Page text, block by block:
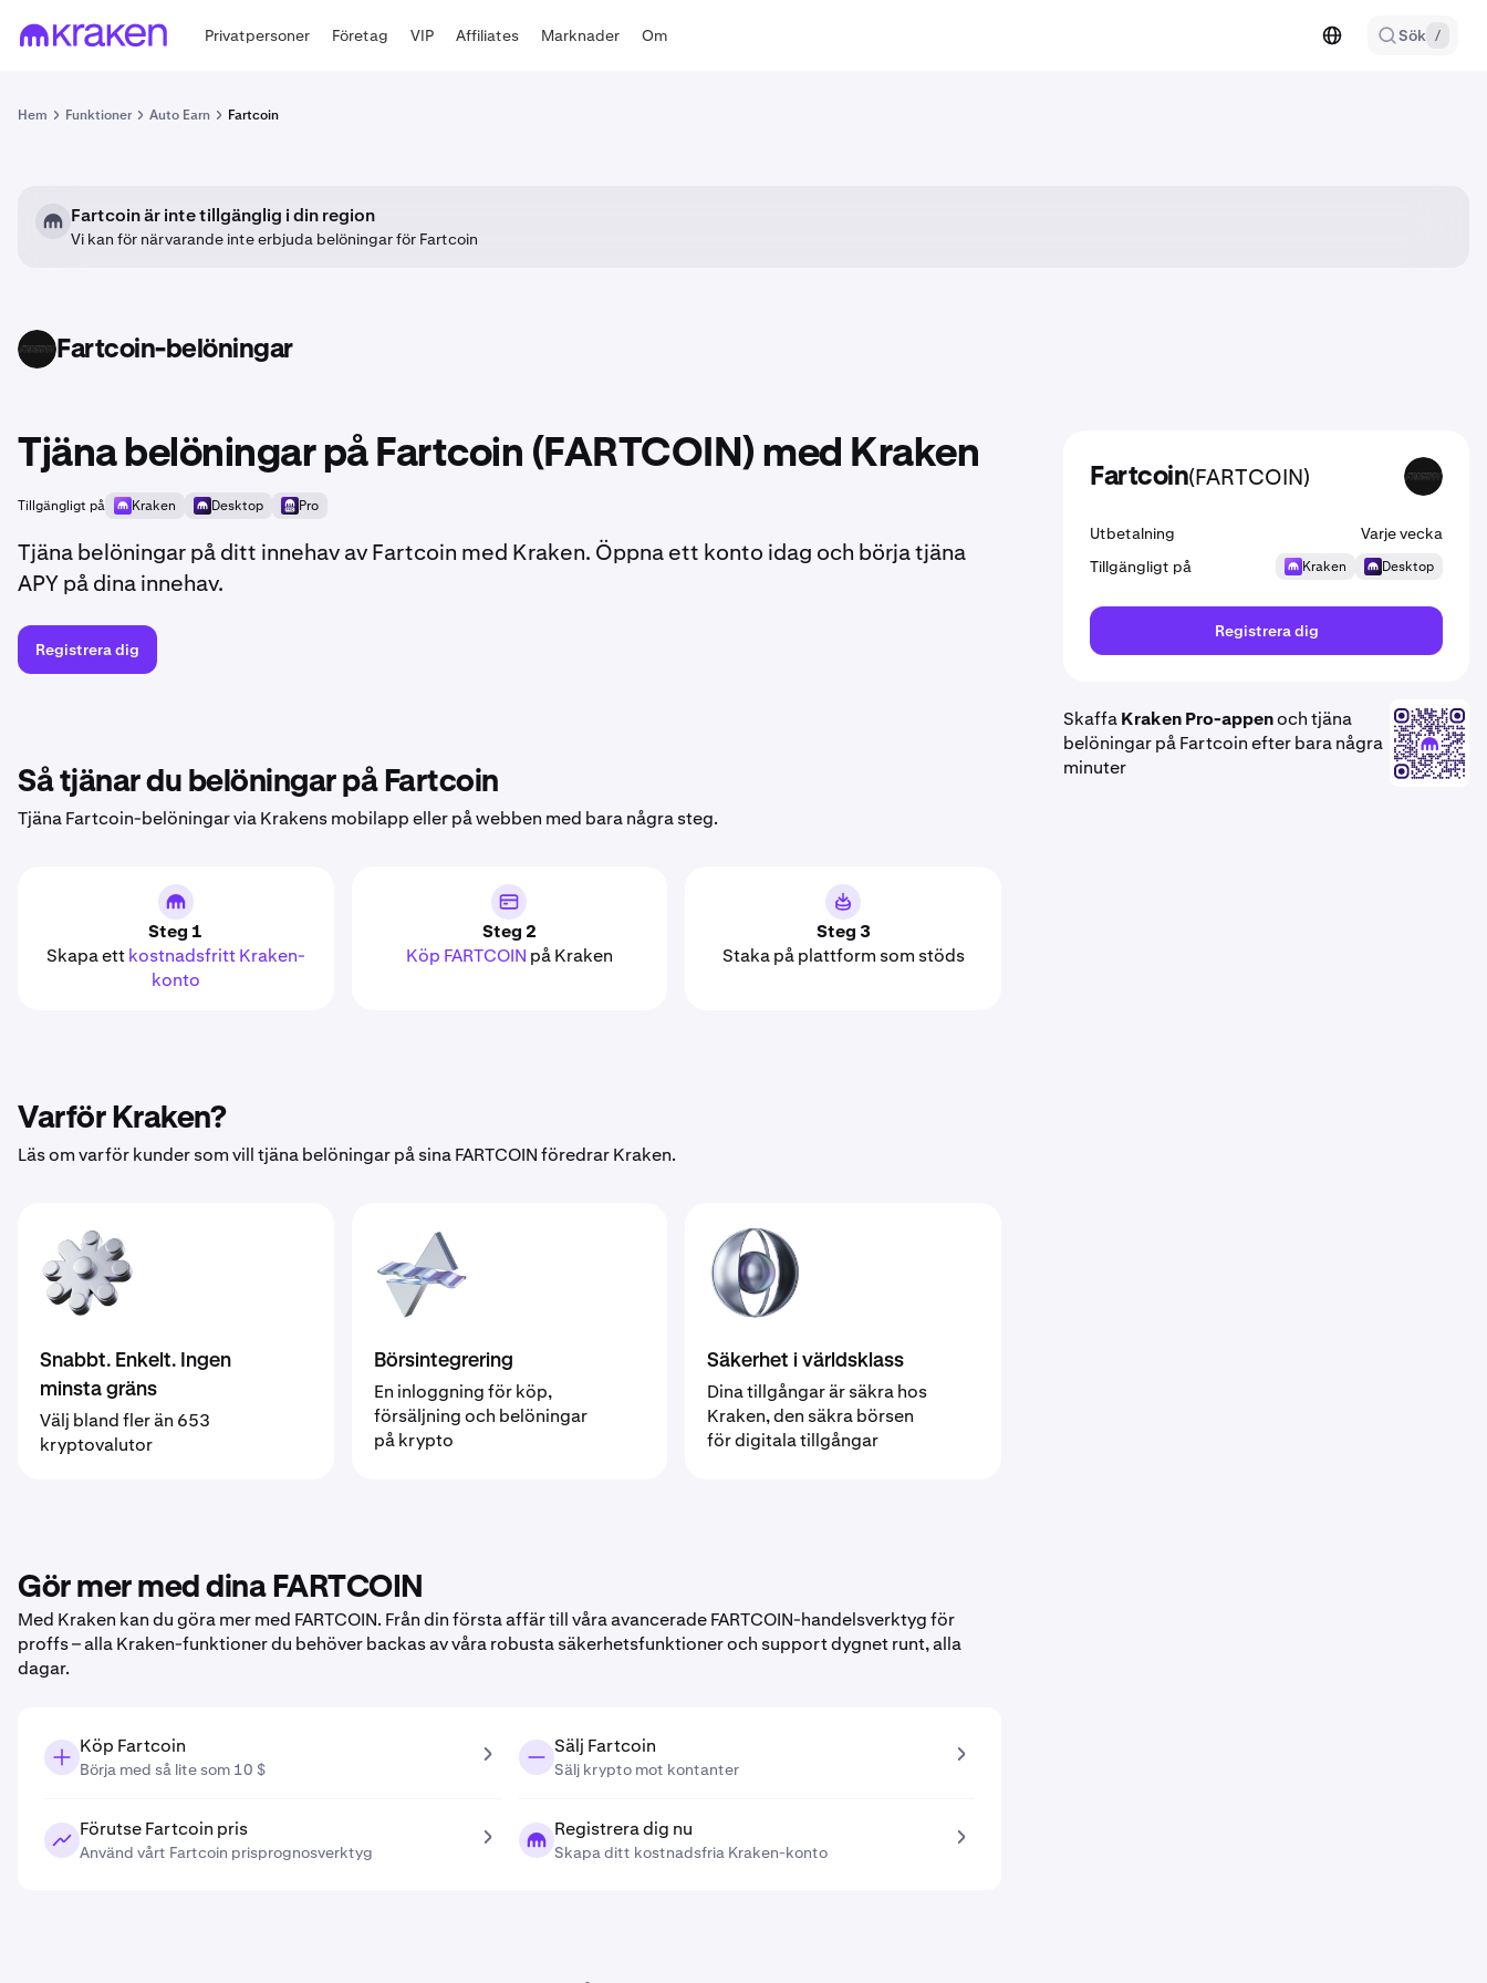
Privatpersoner Företag VIP Affiliates Marknader Om Sök /
Hem Funktioner Auto Earn Fartcoin
Fartcoin är inte tillgänglig i din region
Vi kan för närvarande inte erbjuda belöningar för Fartcoin
FARTCOIN Fartcoin-belöningar
Tjäna belöningar på Fartcoin (FARTCOIN) med Kraken
Tillgängligt på Kraken Desktop Pro
Tjäna belöningar på ditt innehav av Fartcoin med Kraken. Öppna ett konto idag och börja tjäna
APY på dina innehav.
Registrera dig
Så tjänar du belöningar på Fartcoin
Tjäna Fartcoin-belöningar via Krakens mobilapp eller på webben med bara några steg.
Steg 1
Skapa ettkostnadsfritt Kraken-
konto
Steg 2
Köp FARTCOIN på Kraken
Steg 3
Staka på plattform som stöds
Varför Kraken?
Läs om varför kunder som vill tjäna belöningar på sina FARTCOIN föredrar Kraken.
Snabbt. Enkelt. Ingen
minsta gräns
Välj bland fler än 653
kryptovalutor
Börsintegrering
En inloggning för köp,
försäljning och belöningar
på krypto
Säkerhet i världsklass
Dina tillgångar är säkra hos
Kraken, den säkra börsen
för digitala tillgångar
Gör mer med dina FARTCOIN
Med Kraken kan du göra mer med FARTCOIN. Från din första affär till våra avancerade FARTCOIN-handelsverktyg för
proffs – alla Kraken-funktioner du behöver backas av våra robusta säkerhetsfunktioner och support dygnet runt, alla
dagar.
Köp Fartcoin
Börja med så lite som 10 $
Sälj Fartcoin
Sälj krypto mot kontanter
Förutse Fartcoin pris
Använd vårt Fartcoin prisprognosverktyg
Registrera dig nu
Skapa ditt kostnadsfria Kraken-konto
Fartcoin(FARTCOIN) FARTCOIN
Utbetalning
Varje vecka
Tillgängligt på
Kraken Desktop
Registrera dig
SkaffaKraken Pro-appenoch tjäna
belöningar på Fartcoin efter bara några
minuter